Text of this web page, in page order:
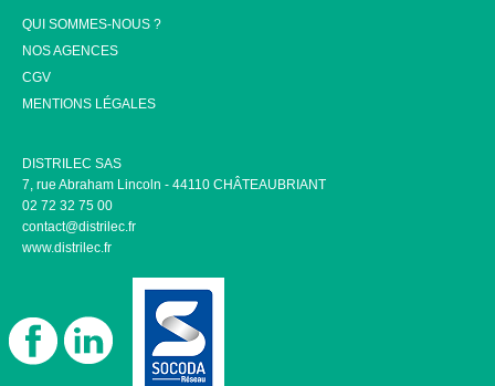
QUI SOMMES-NOUS ?
NOS AGENCES
CGV
MENTIONS LÉGALES
DISTRILEC SAS
7, rue Abraham Lincoln - 44110 CHÂTEAUBRIANT
02 72 32 75 00
contact@distrilec.fr
www.distrilec.fr